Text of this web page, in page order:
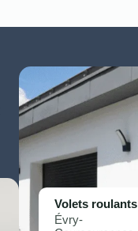
Volets roulants
Évry-